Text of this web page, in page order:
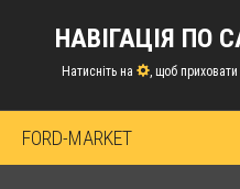
НАВІГАЦІЯ ПО
Натисніть на , щоб
FORD-MARKET